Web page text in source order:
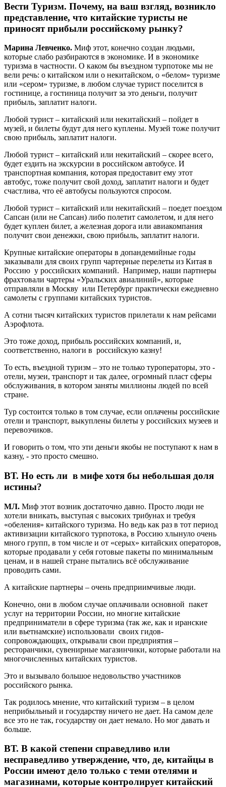
Вести Туризм. Почему, на ваш взгляд, возникло
представление, что китайские туристы не
приносят прибыли российскому рынку?
Марина Левченко. Миф этот, конечно создан людьми,
которые слабо разбираются в экономике. И в экономике
туризма в частности. О каком бы въездном турпотоке мы не
вели речь: о китайском или о некитайском, о «белом» туризме
или «сером» туризме, в любом случае турист поселится в
гостинице, а гостиница получит за это деньги, получит
прибыль, заплатит налоги.
Любой турист – китайский или некитайский – пойдет в
музей, и билеты будут для него куплены. Музей тоже получит
свою прибыль, заплатит налоги.
Любой турист – китайский или некитайский – скорее всего,
будет ездить на экскурсии в российском автобусе. И
транспортная компания, которая предоставит ему этот
автобус, тоже получит свой доход, заплатит налоги и будет
счастлива, что её автобусы пользуются спросом.
Любой турист – китайский или некитайский – поедет поездом
Сапсан (или не Сапсан) либо полетит самолетом, и для него
будет куплен билет, а железная дорога или авиакомпания
получит свои денежки, свою прибыль, заплатит налоги.
Крупные китайские операторы в допандемийные годы
заказывали для своих групп чартерные перелеты из Китая в
Россию у российских компаний. Например, наши партнеры
фрахтовали чартеры «Уральских авиалиний», которые
отправляли в Москву или Петербург практически ежедневно
самолеты с группами китайских туристов.
А сотни тысяч китайских туристов прилетали к нам рейсами
Аэрофлота.
Это тоже доход, прибыль российских компаний, и,
соответственно, налоги в российскую казну!
То есть, въездной туризм – это не только туроператоры, это -
отели, музеи, транспорт и так далее, огромный пласт сферы
обслуживания, в котором заняты миллионы людей по всей
стране.
Тур состоится только в том случае, если оплачены российские
отели и транспорт, выкуплены билеты у российских музеев и
перевозчиков.
И говорить о том, что эти деньги якобы не поступают к нам в
казну, - это просто смешно.
ВТ. Но есть ли в мифе хотя бы небольшая доля
истины?
МЛ. Миф этот возник достаточно давно. Просто люди не
хотели вникать, выступая с высоких трибунах и требуя
«обеления» китайского туризма. Но ведь как раз в тот период
активизации китайского турпотока, в Россию хлынуло очень
много групп, в том числе и от «серых» китайских операторов,
которые продавали у себя готовые пакеты по минимальным
ценам, и в нашей стране пытались всё обслуживание
проводить сами.
А китайские партнеры – очень предприимчивые люди.
Конечно, они в любом случае оплачивали основной пакет
услуг на территории России, но многие китайские
предприниматели в сфере туризма (так же, как и иранские
или вьетнамские) использовали своих гидов-
сопровождающих, открывали свои предприятия –
ресторанчики, сувенирные магазинчики, которые работали на
многочисленных китайских туристов.
Это и вызывало большое недовольство участников
российского рынка.
Так родилось мнение, что китайский туризм – в целом
неприбыльный и государству ничего не дает. На самом деле
все это не так, государству он дает немало. Но мог давать и
больше.
ВТ. В какой степени справедливо или
несправедливо утверждение, что, де, китайцы в
России имеют дело только с теми отелями и
магазинами, которые контролирует китайский